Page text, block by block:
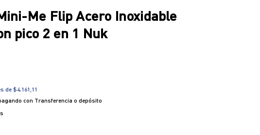
Me Flip Acero Inoxidable
pico 2 en 1 Nuk
de $4.161,11
con Transferencia o depósito